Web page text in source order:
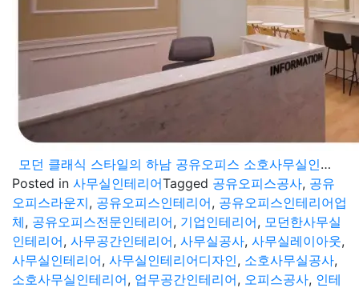
모던 클래식 스타일의 하남 공유오피스 소호사무실인테리어
Posted in 사무실인테리어Tagged 공유오피스공사, 공유
오피스라운지, 공유오피스인테리어, 공유오피스인테리어업
체, 공유오피스전문인테리어, 기업인테리어, 모던한사무실
인테리어, 사무공간인테리어, 사무실공사, 사무실레이아웃,
사무실인테리어, 사무실인테리어디자인, 소호사무실공사,
소호사무실인테리어, 업무공간인테리어, 오피스공사, 인테